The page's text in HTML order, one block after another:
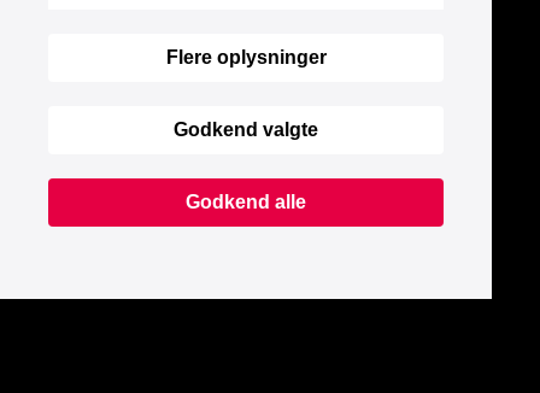
Flere oplysninger
Godkend valgte
Godkend alle